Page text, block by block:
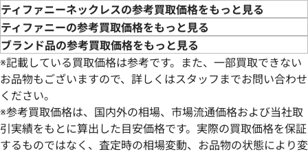
ティファニーネックレスの参考買取価格をもっと見る
ティファニーの参考買取価格をもっと見る
ブランド品の参考買取価格をもっと見る
※記載している買取価格は参考です。また、一部買取できない
お品物もございますので、詳しくはスタッフまでお問い合わせ
ください。
※参考買取価格は、国内外の相場、市場流通価格および当社取
引実績をもとに算出した目安価格です。実際の買取価格を保証
するものではなく、査定時の相場変動、お品物の状態により変